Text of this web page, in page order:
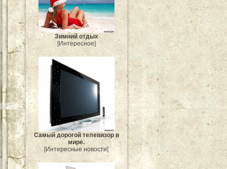
Зимний отдых
[Интересное]
Самый дорогой телевизор в
мире.
[Интересные новости]